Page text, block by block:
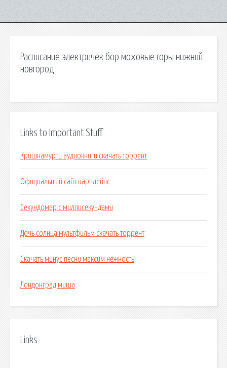
Расписание электричек бор моховые горы нижний
новгород
Links to Important Stuff
Кришнамурти аудиокниги скачать торрент
Официальный сайт варплейнс
Секундомер с миллисекундами
Дочь солнца мультфильм скачать торрент
Скачать минус песни максим нежность
Лондонград миша
Links